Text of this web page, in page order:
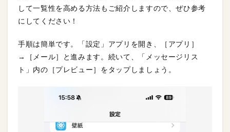
して一覧性を高める方法もご紹介しますので、ぜひ参考
にしてください！
手順は簡単です。「設定」アプリを開き、［アプリ］
→［メール］と進みます。続いて、「メッセージリス
ト」内の［プレビュー］をタップしましょう。